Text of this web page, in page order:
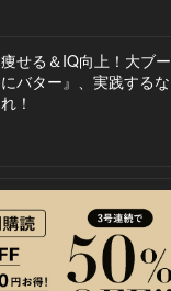
痩せる＆IQ向上！大ブ
にバター』、実践する
れ！